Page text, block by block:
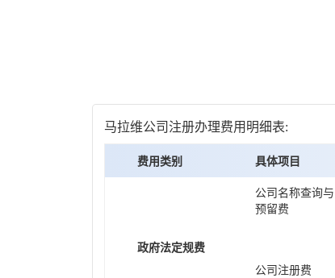
马拉维公司注册办理费用明细表:
费用类别 具体项目
政府法定规费
公司名称查询与
预留费
公司注册费